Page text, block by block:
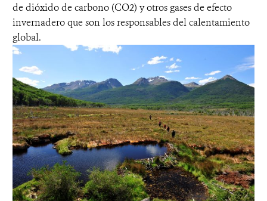
de dióxido de carbono (CO2) y otros gases de efecto
invernadero que son los responsables del calentamiento
global.